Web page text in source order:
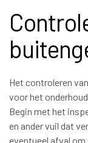
Het controleren
voor het
Begin met het
en ander vuil dat
eventueel afval